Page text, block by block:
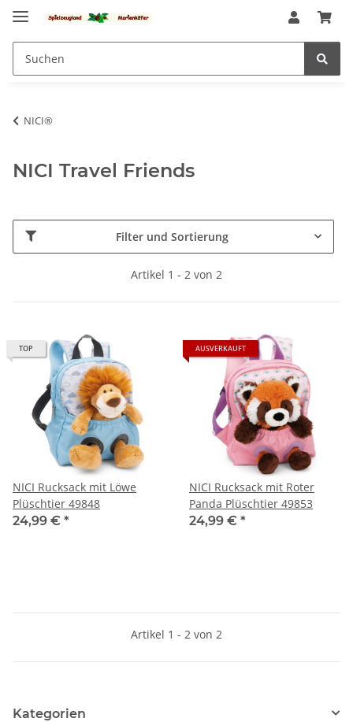
NICI®
NICI Travel Friends
Filter und Sortierung
Artikel 1 - 2 von 2
TOP
NICI Rucksack mit Löwe
Plüschtier 49848
24,99 € *
AUSVERKAUFT
NICI Rucksack mit Roter
Panda Plüschtier 49853
24,99 € *
Artikel 1 - 2 von 2
Kategorien